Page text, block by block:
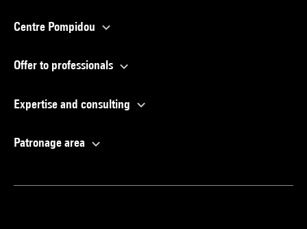
Centre Pompidou
Offer to professionals
Expertise and consulting
Patronage area